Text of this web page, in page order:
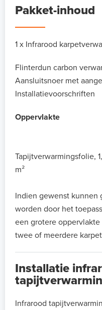
Pakket-inhoud
1 x Infrarood
Flinterdun carbon
Aansluitsnoer met
Installatievoorschriften
Oppervlakte
Tapijtverwarmingsfolie,
m²
Indien gewenst kunnen
worden door het
een grotere
twee of meerdere
Installatie
Infrarood